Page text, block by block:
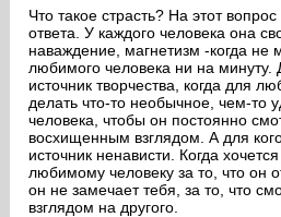
эфир
на сайте
пользователей
Что такое страсть? На этот
ответа. У каждого человека она
наваждение, магнетизм -когда не
любимого человека ни на минуту.
источник творчества, когда для
делать что-то необычное, чем-то
человека, чтобы он постоянно
восхищенным взглядом. А для
источник ненависти. Когда
любимому человеку за то, что он
он не замечает тебя, за то, что
взглядом на другого.